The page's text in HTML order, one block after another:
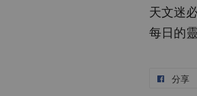
天文迷
每日的
分享